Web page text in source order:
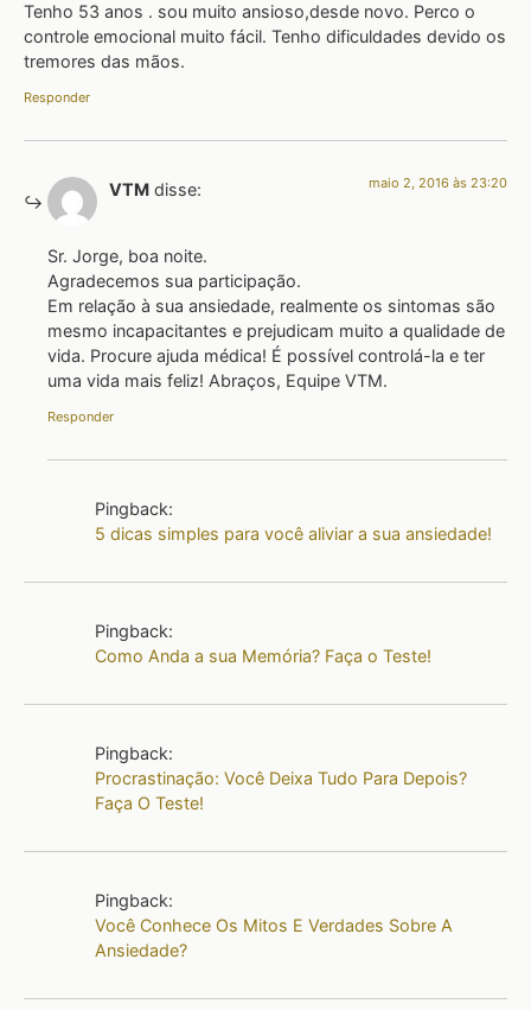
Tenho 53 anos . sou muito ansioso,desde novo. Perco o
controle emocional muito fácil. Tenho dificuldades devido os
tremores das mãos.
Responder
VTM disse: maio 2, 2016 às 23:20
Sr. Jorge, boa noite.
Agradecemos sua participação.
Em relação à sua ansiedade, realmente os sintomas são
mesmo incapacitantes e prejudicam muito a qualidade de
vida. Procure ajuda médica! É possível controlá-la e ter
uma vida mais feliz! Abraços, Equipe VTM.
Responder
Pingback:
5 dicas simples para você aliviar a sua ansiedade!
Pingback:
Como Anda a sua Memória? Faça o Teste!
Pingback:
Procrastinação: Você Deixa Tudo Para Depois?
Faça O Teste!
Pingback:
Você Conhece Os Mitos E Verdades Sobre A
Ansiedade?